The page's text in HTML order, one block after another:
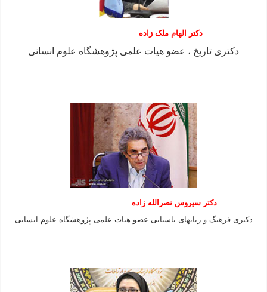
دکتر الهام ملک زاده
دکتری تاریخ ، عضو هیات علمی پژوهشگاه علوم انسانی
دکتر سیروس نصرالله زاده
دکتری فرهنگ و زبانهای باستانی عضو هیات علمی پژوهشگاه علوم انسانی